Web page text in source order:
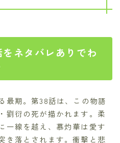
をネタバレありでわ
最期。第38話は、この物語
劉衍の死が描かれます。柔
一線を越え、慕灼華は愛す
き落とされます。衝撃と悲